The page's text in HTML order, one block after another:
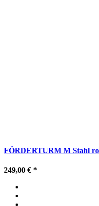
FÖRDERTURM M Stahl
249,00 € *